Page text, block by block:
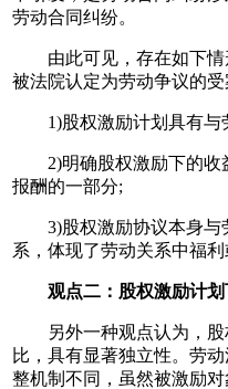
劳动合同纠纷。
由此可见，存在如下情
被法院认定为劳动争议的受
1)股权激励计划具有与
2)明确股权激励下的收
报酬的一部分;
3)股权激励协议本身与
系，体现了劳动关系中福利
观点二：股权激励计
另外一种观点认为，股
比，具有显著独立性。劳
整机制不同，虽然被激励